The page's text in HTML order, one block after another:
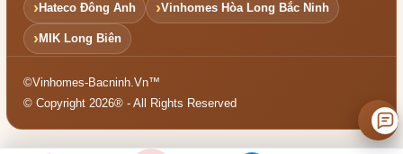
Hateco Đông Anh Vinhomes Hòa Long Bắc Ninh
MIK Long Biên
©Vinhomes-Bacninh.Vn™
© Copyright 2026® - All Rights Reserved
₫